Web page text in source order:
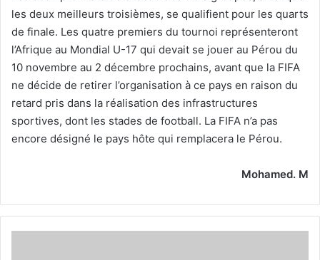
les deux meilleurs troisièmes, se qualifient pour les quarts
de finale. Les quatre premiers du tournoi représenteront
l’Afrique au Mondial U-17 qui devait se jouer au Pérou du
10 novembre au 2 décembre prochains, avant que la FIFA
ne décide de retirer l’organisation à ce pays en raison du
retard pris dans la réalisation des infrastructures
sportives, dont les stades de football. La FIFA n’a pas
encore désigné le pays hôte qui remplacera le Pérou.
Mohamed. M